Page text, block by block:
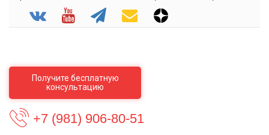
Получите бесплатную
консультацию
+7 (981) 906-80-51